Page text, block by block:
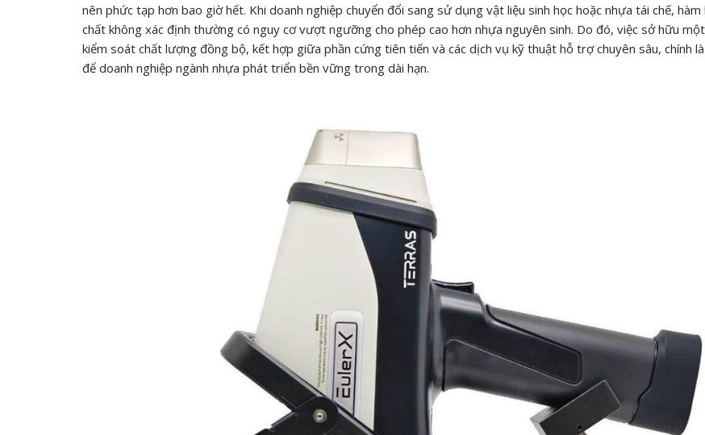
nên phức tạp hơn bao giờ hết. Khi doanh nghiệp chuyển đổi sang sử dụng vật liệu sinh học hoặc nhựa tái chế,
chất không xác định thường có nguy cơ vượt ngưỡng cho phép cao hơn nhựa nguyên sinh. Do đó, việc sở hữu
kiểm soát chất lượng đồng bộ, kết hợp giữa phần cứng tiên tiến và các dịch vụ kỹ thuật hỗ trợ chuyên sâu, chính
để doanh nghiệp ngành nhựa phát triển bền vững trong dài hạn.